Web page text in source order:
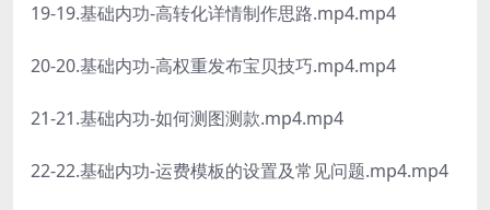
19-19.基础内功-高转化详情制作思路.mp4.mp4
20-20.基础内功-高权重发布宝贝技巧.mp4.mp4
21-21.基础内功-如何测图测款.mp4.mp4
22-22.基础内功-运费模板的设置及常见问题.mp4.mp4